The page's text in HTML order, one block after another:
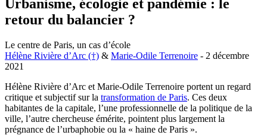
Urbanisme, écologie et pandémie : le
retour du balancier ?
Le centre de Paris, un cas d’école
Hélène Rivière d’Arc (†) & Marie-Odile Terrenoire - 2 décembre
2021
Hélène Rivière d’Arc et Marie-Odile Terrenoire portent un regard
critique et subjectif sur la transformation de Paris. Ces deux
habitantes de la capitale, l’une professionnelle de la politique de la
ville, l’autre chercheuse émérite, pointent plus largement la
prégnance de l’urbaphobie ou la « haine de Paris ».